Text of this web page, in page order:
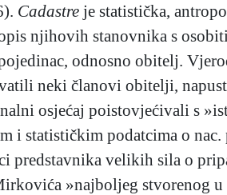
Cadastre je statistička,
njihovih stanovnika s
odnosno obitelj.
neki članovi obitelji,
osjećaj poistovjećivali s
i statističkim podatcima o
predstavnika velikih sila o
»najboljeg stvorenog